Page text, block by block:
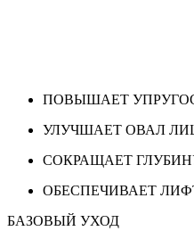
ПОВЫШАЕТ
УЛУЧШАЕТ ОВАЛ
СОКРАЩАЕТ
ОБЕСПЕЧИВАЕТ
БАЗОВЫЙ УХОД